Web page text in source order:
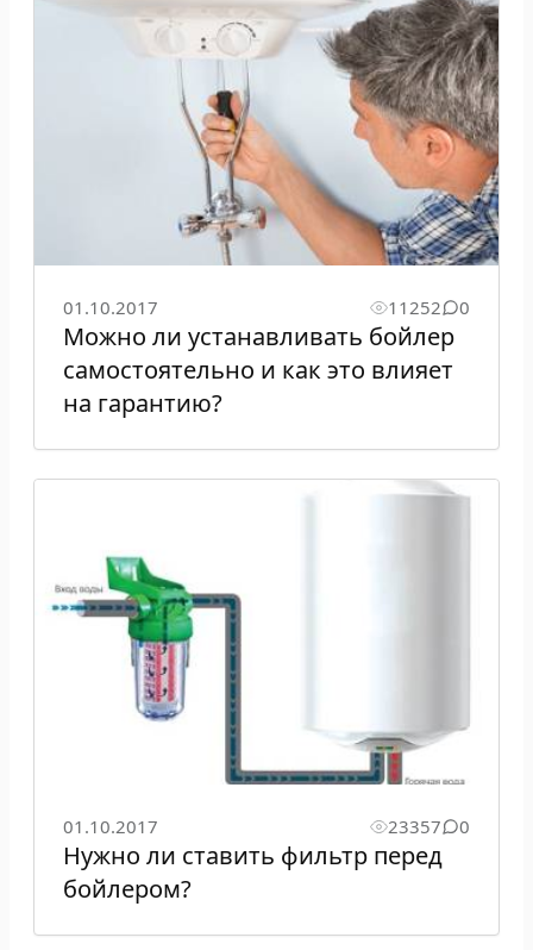
01.10.2017 11252 0
Можно ли устанавливать бойлер
самостоятельно и как это влияет
на гарантию?
01.10.2017 23357 0
Нужно ли ставить фильтр перед
бойлером?